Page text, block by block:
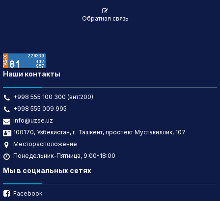
Обратная связь
Наши контакты
+998 555 100 300 (внт:200)
+998 555 009 995
info@uzse.uz
100170, Узбекистан, г. Ташкент, проспект Мустакиллик, 107
Месторасположение
Понедельник-Пятница, 9:00-18:00
Мы в социальных сетях
Facebook